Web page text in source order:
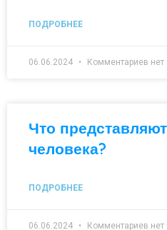
ПОДРОБНЕЕ
06.06.2024 Комментариев нет
Что
человека?
ПОДРОБНЕЕ
06.06.2024 Комментариев нет